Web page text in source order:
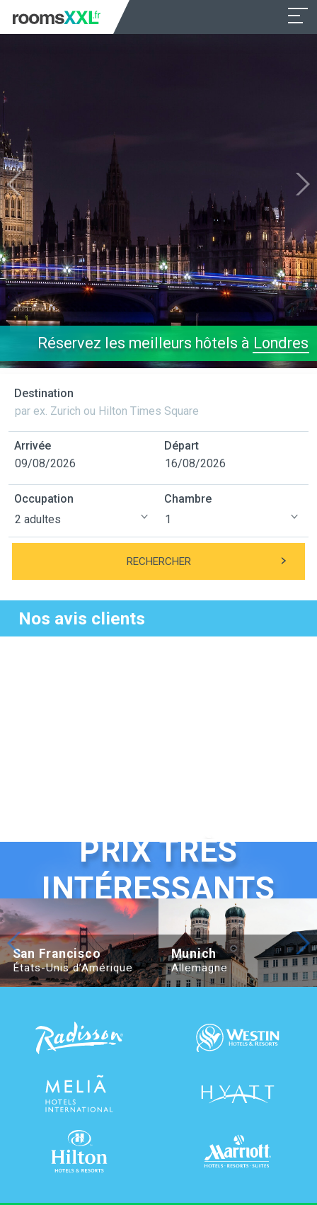
Réservez les meilleurs hôtels à Londres
Destination
Arrivée Départ
Occupation Chambre
RECHERCHER
Nos avis clients
PRIX TRÈS
INTÉRESSANTS
Beijing Hotel Nuo Forbidden City
San Francisco
États-Unis d’Amérique
Hotel Adagio, Autograph
Munich
Allemagne